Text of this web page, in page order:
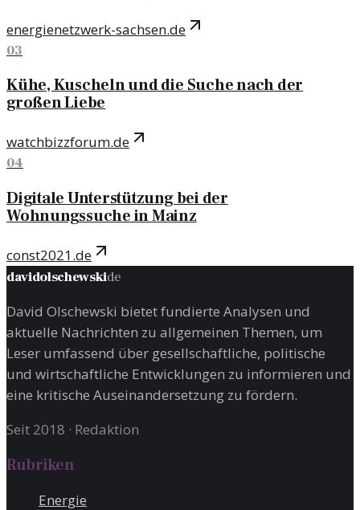
energienetzwerk-sachsen.de
03
Kühe, Kuscheln und die Suche nach der
großen Liebe
watchbizzforum.de
04
Digitale Unterstützung bei der
Wohnungssuche in Mainz
const2021.de
davidolschewskide
David Olschewski bietet fundierte Analysen und
aktuelle Nachrichten zu allgemeinen Themen, um
Leser umfassend über gesellschaftliche, politische
und wirtschaftliche Entwicklungen zu informieren und
eine kritische Auseinandersetzung zu fördern.
Seit 2018 · Redaktion
Rubriken
Energie